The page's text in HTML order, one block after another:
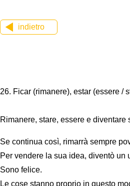
indietro
26. Ficar (rimanere), estar (essere /
Rimanere, stare, essere e
Se continua così, rimarrà sempre
Per vendere la sua idea, diventò un
Sono felice.
Le cose stanno proprio in questo